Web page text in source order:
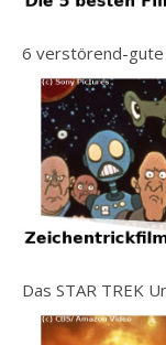
6 verstörend-gute
Das STAR TREK